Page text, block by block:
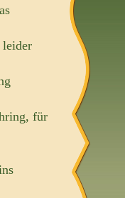
leider
für